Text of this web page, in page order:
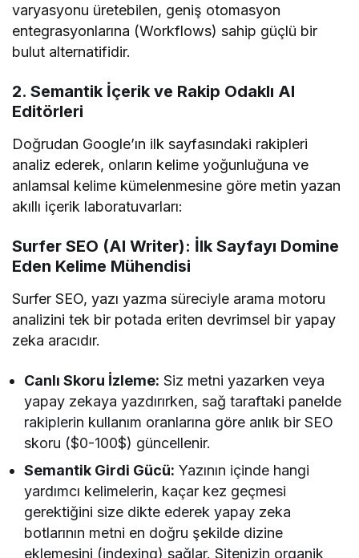
varyasyonu üretebilen, geniş otomasyon
entegrasyonlarına (Workflows) sahip güçlü bir
bulut alternatifidir.
2. Semantik İçerik ve Rakip Odaklı AI
Editörleri
Doğrudan Google’ın ilk sayfasındaki rakipleri
analiz ederek, onların kelime yoğunluğuna ve
anlamsal kelime kümelenmesine göre metin yazan
akıllı içerik laboratuvarları:
Surfer SEO (AI Writer): İlk Sayfayı Domine
Eden Kelime Mühendisi
Surfer SEO, yazı yazma süreciyle arama motoru
analizini tek bir potada eriten devrimsel bir yapay
zeka aracıdır.
Canlı Skoru İzleme: Siz metni yazarken veya
yapay zekaya yazdırırken, sağ taraftaki panelde
rakiplerin kullanım oranlarına göre anlık bir SEO
skoru ($0-100$) güncellenir.
Semantik Girdi Gücü: Yazının içinde hangi
yardımcı kelimelerin, kaçar kez geçmesi
gerektiğini size dikte ederek yapay zeka
botlarının metni en doğru şekilde dizine
eklemesini (indexing) sağlar. Sitenizin organik